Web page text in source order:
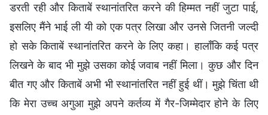
डरती रही और किताबें स्थानांतरित करने की हिम्मत नहीं जुटा पाई,
इसलिए मैंने भाई ली यी को एक पत्र लिखा और उनसे जितनी जल्दी
हो सके किताबें स्थानांतरित करने के लिए कहा। हालाँकि कई पत्र
लिखने के बाद भी मुझे उसका कोई जवाब नहीं मिला। कुछ और दिन
बीत गए और किताबें अभी भी स्थानांतरित नहीं हुई थीं। मुझे चिंता थी
कि मेरा उच्च अगुआ मुझे अपने कर्तव्य में गैर-जिम्मेदार होने के लिए